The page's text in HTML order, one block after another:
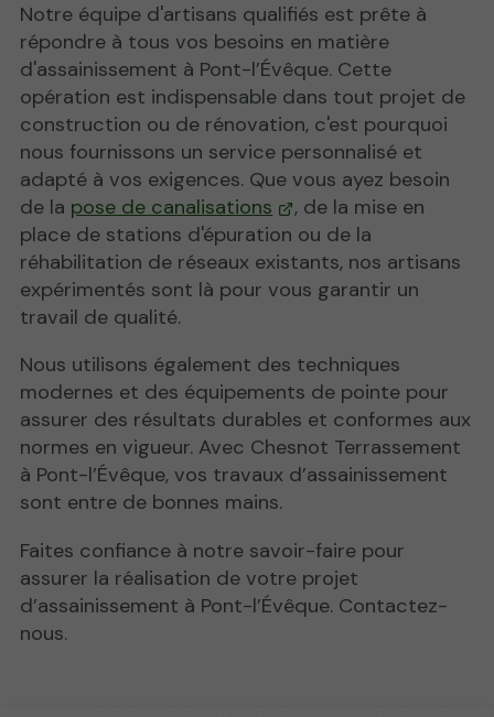
Notre équipe d'artisans qualifiés est prête à
répondre à tous vos besoins en matière
d'assainissement à Pont-l’Évêque. Cette
opération est indispensable dans tout projet de
construction ou de rénovation, c'est pourquoi
nous fournissons un service personnalisé et
adapté à vos exigences. Que vous ayez besoin
de la pose de canalisations
, de la mise en
place de stations d'épuration ou de la
réhabilitation de réseaux existants, nos artisans
expérimentés sont là pour vous garantir un
travail de qualité.
Nous utilisons également des techniques
modernes et des équipements de pointe pour
assurer des résultats durables et conformes aux
normes en vigueur. Avec Chesnot Terrassement
à Pont-l’Évêque, vos travaux d’assainissement
sont entre de bonnes mains.
Faites confiance à notre savoir-faire pour
assurer la réalisation de votre projet
d’assainissement à Pont-l’Évêque. Contactez-
nous.